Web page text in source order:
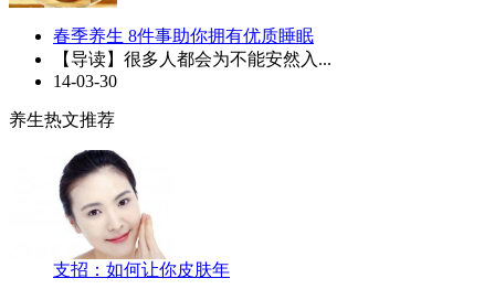
春季养生 8件事助你拥有优质睡眠
【导读】很多人都会为不能安然入...
14-03-30
养生热文推荐
支招：如何让你皮肤年